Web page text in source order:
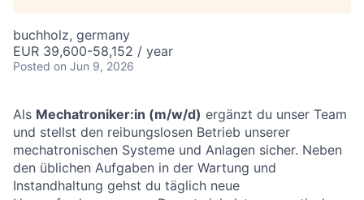
buchholz, germany
EUR 39,600-58,152 / year
Posted on Jun 9, 2026
Als Mechatroniker:in (m/w/d) ergänzt du unser Team
und stellst den reibungslosen Betrieb unserer
mechatronischen Systeme und Anlagen sicher. Neben
den üblichen Aufgaben in der Wartung und
Instandhaltung gehst du täglich neue